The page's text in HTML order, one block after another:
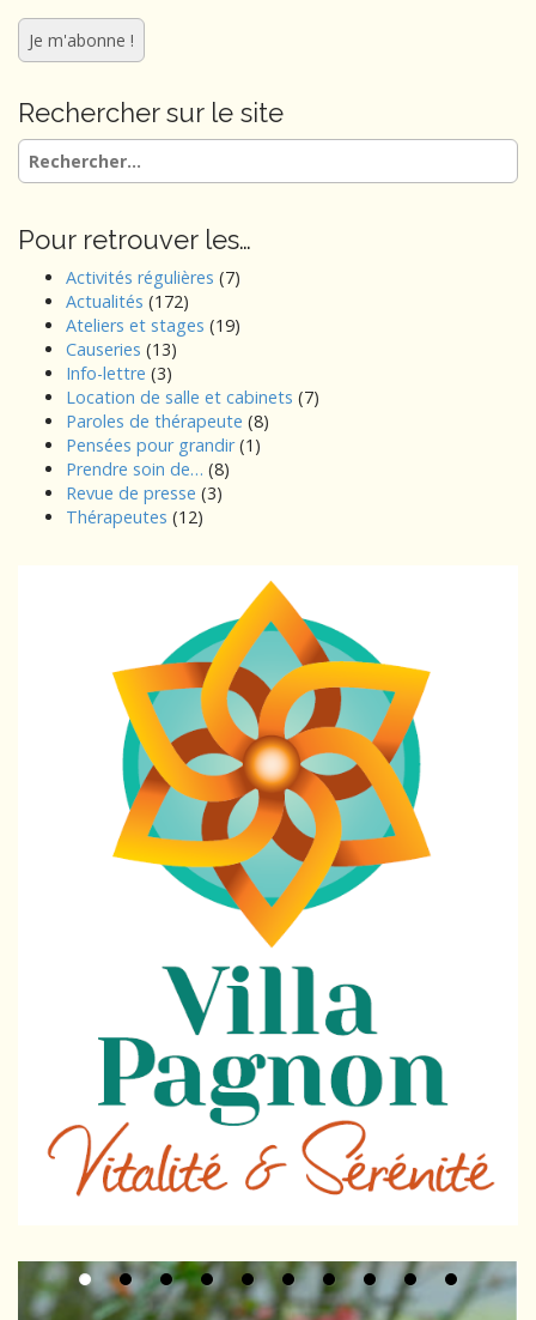
Rechercher sur le site
Rechercher :
Pour retrouver les…
Activités régulières (7)
Actualités (172)
Ateliers et stages (19)
Causeries (13)
Info-lettre (3)
Location de salle et cabinets (7)
Paroles de thérapeute (8)
Pensées pour grandir(1)
Prendre soin de… (8)
Revue de presse (3)
Thérapeutes (12)